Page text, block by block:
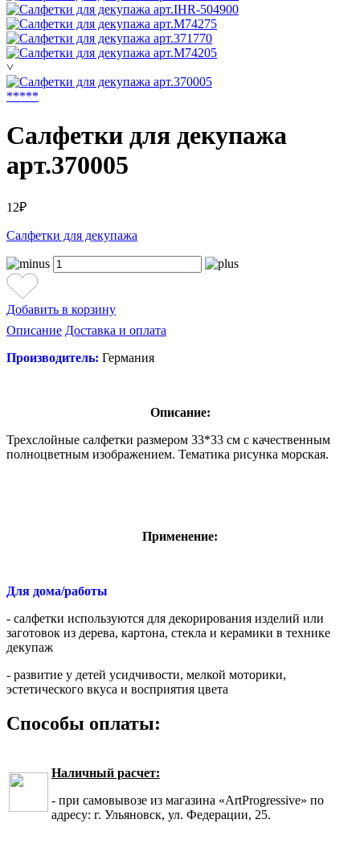
˅
*****
Салфетки для декупажа
арт.370005
12₽
Салфетки для декупажа
Добавить в корзину
Описание Доставка и оплата
Производитель: Германия
Описание:
Трехслойные салфетки размером 33*33 см с качественным
полноцветным изображением. Тематика рисунка морская.
Применение:
Для дома/работы
- салфетки используются для декорирования изделий или
заготовок из дерева, картона, стекла и керамики в технике
декупаж
- развитие у детей усидчивости, мелкой моторики,
эстетического вкуса и восприятия цвета
Способы оплаты:
Наличный расчет:
- при самовывозе из магазина «ArtProgressive» по
адресу: г. Ульяновск, ул. Федерации, 25.